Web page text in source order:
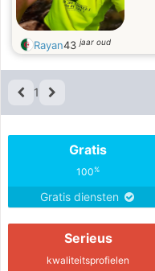
Rayan43jaar oud
1
Gratis
100%
Gratis diensten
Serieus
kwaliteitsprofielen